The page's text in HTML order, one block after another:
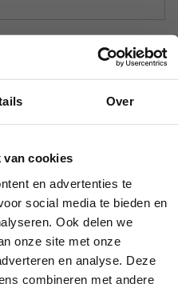
Over
van cookies
en advertenties te
social media te bieden en
Ook delen we
onze site met onze
en analyse. Deze
combineren met andere
scheppen